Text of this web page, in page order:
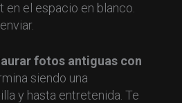
en el espacio en blanco.
fotos antiguas con
siendo una
y hasta entretenida. Te